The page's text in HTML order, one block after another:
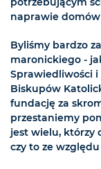
naprawie
Byliśmy bardzo
maronickiego -
Sprawiedliwości
Biskupów
fundację za
przestaniemy
jest wielu, którzy
czy to ze